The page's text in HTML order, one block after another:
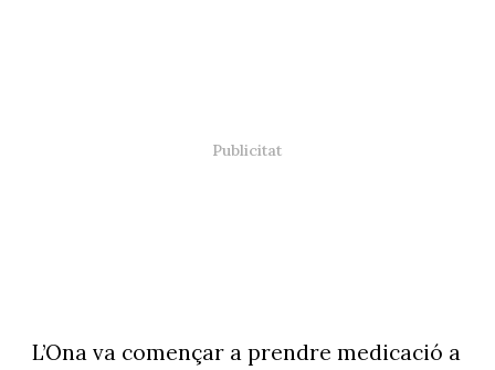
L’Ona va començar a prendre medicació a